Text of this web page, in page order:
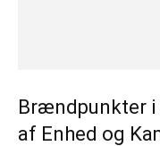
Brændpunkter i
af Enhed og